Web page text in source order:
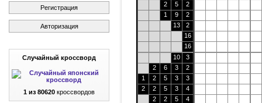
Регистрация
Авторизация
Случайный кроссворд
1 из 80620 кроссвордов
2
5
2
1
9
2
13
2
16
16
10
3
2
6 3
2
1
2 5 3
3
2
2 5 3
4
2
2 5
4